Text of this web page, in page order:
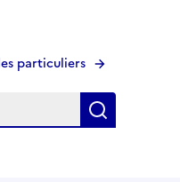
particuliers